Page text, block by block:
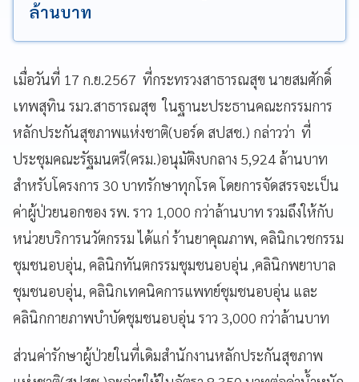
ล้านบาท
เมื่อวันที่ 17 ก.ย.2567 ที่กระทรวงสาธารณสุข นายสมศักดิ์
เทพสุทิน รมว.สาธารณสุข ในฐานะประธานคณะกรรมการ
หลักประกันสุขภาพแห่งชาติ(บอร์ด สปสช.) กล่าวว่า ที่
ประชุมคณะรัฐมนตรี(ครม.)อนุมัติงบกลาง 5,924 ล้านบาท
สำหรับโครงการ 30 บาทรักษาทุกโรค โดยการจัดสรรจะเป็น
ค่าผู้ป่วยนอกของ รพ. ราว 1,000 กว่าล้านบาท รวมถึงให้กับ
หน่วยบริการนวัตกรรม ได้แก่ ร้านยาคุณภาพ, คลินิกเวชกรรม
ชุมชนอบอุ่น, คลินิกทันตกรรมชุมชนอบอุ่น ,คลินิกพยาบาล
ชุมชนอบอุ่น, คลินิกเทคนิคการแพทย์ชุมชนอบอุ่น และ
คลินิกกายภาพบำบัดชุมชนอบอุ่น ราว 3,000 กว่าล้านบาท
ส่วนค่ารักษาผู้ป่วยในที่เดิมสำนักงานหลักประกันสุขภาพ